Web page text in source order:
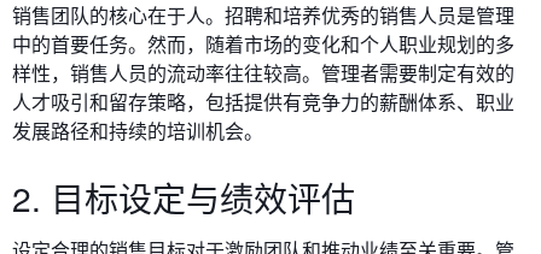
销售团队的核心在于人。招聘和培养优秀的销售人员是管理
中的首要任务。然而，随着市场的变化和个人职业规划的多
样性，销售人员的流动率往往较高。管理者需要制定有效的
人才吸引和留存策略，包括提供有竞争力的薪酬体系、职业
发展路径和持续的培训机会。
2. 目标设定与绩效评估